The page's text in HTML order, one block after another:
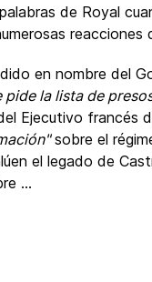
de Royal
reacciones
en nombre del
pide la lista de
Ejecutivo francés
sobre el
el legado de
...